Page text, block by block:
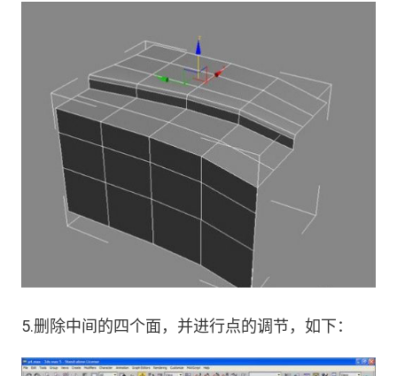
5.删除中间的四个面，并进行点的调节，如下：